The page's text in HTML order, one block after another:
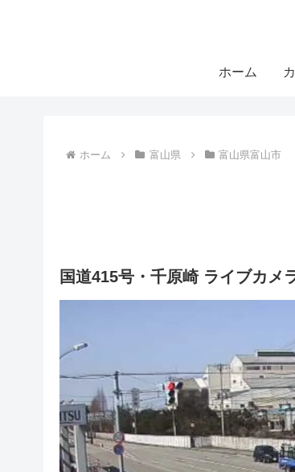
ホーム
ホーム 富山県 富山県富山市
国道415号・千原崎 ライブカメ